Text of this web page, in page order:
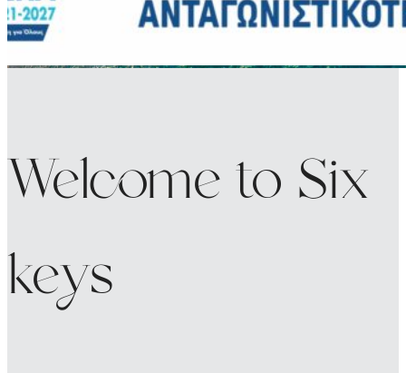
Welcome to Six
keys